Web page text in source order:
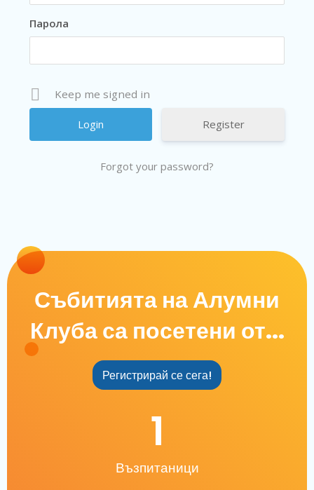
Парола
Keep me signed in
Register
Forgot your password?
Събитията на Алумни
Клуба са посетени от...
Регистрирай се сега!
Възпитаници
1